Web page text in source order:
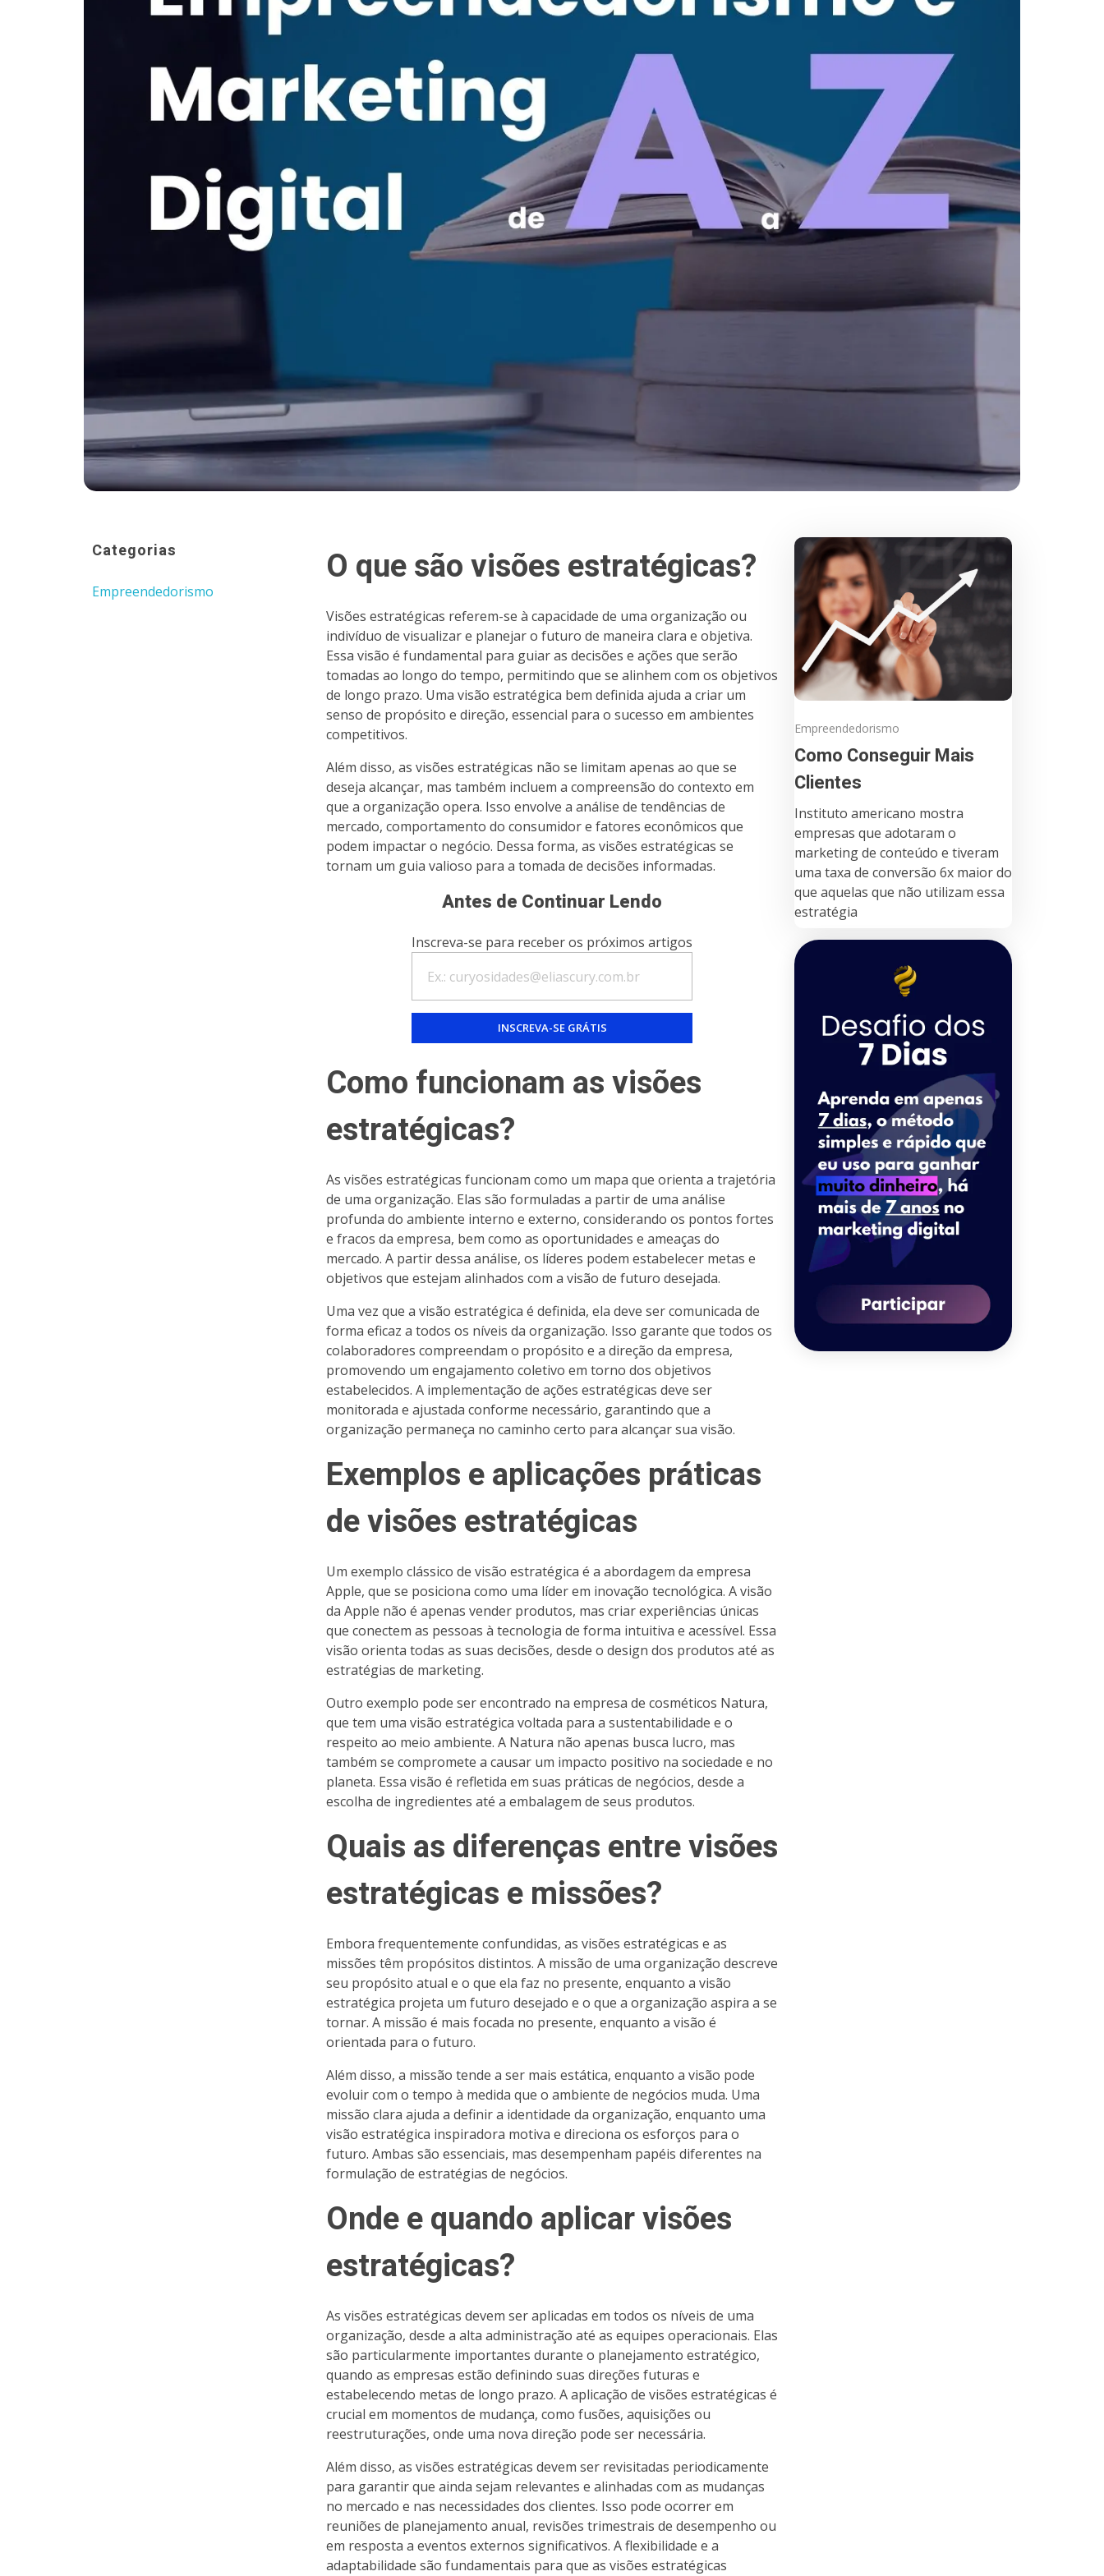
Categorias
Empreendedorismo
O que são visões estratégicas?
Visões estratégicas referem-se à capacidade de uma organização ou
indivíduo de visualizar e planejar o futuro de maneira clara e objetiva.
Essa visão é fundamental para guiar as decisões e ações que serão
tomadas ao longo do tempo, permitindo que se alinhem com os objetivos
de longo prazo. Uma visão estratégica bem definida ajuda a criar um
senso de propósito e direção, essencial para o sucesso em ambientes
competitivos.
Além disso, as visões estratégicas não se limitam apenas ao que se
deseja alcançar, mas também incluem a compreensão do contexto em
que a organização opera. Isso envolve a análise de tendências de
mercado, comportamento do consumidor e fatores econômicos que
podem impactar o negócio. Dessa forma, as visões estratégicas se
tornam um guia valioso para a tomada de decisões informadas.
Antes de Continuar Lendo
Inscreva-se para receber os próximos artigos
Como funcionam as visões
estratégicas?
As visões estratégicas funcionam como um mapa que orienta a trajetória
de uma organização. Elas são formuladas a partir de uma análise
profunda do ambiente interno e externo, considerando os pontos fortes
e fracos da empresa, bem como as oportunidades e ameaças do
mercado. A partir dessa análise, os líderes podem estabelecer metas e
objetivos que estejam alinhados com a visão de futuro desejada.
Uma vez que a visão estratégica é definida, ela deve ser comunicada de
forma eficaz a todos os níveis da organização. Isso garante que todos os
colaboradores compreendam o propósito e a direção da empresa,
promovendo um engajamento coletivo em torno dos objetivos
estabelecidos. A implementação de ações estratégicas deve ser
monitorada e ajustada conforme necessário, garantindo que a
organização permaneça no caminho certo para alcançar sua visão.
Exemplos e aplicações práticas
de visões estratégicas
Um exemplo clássico de visão estratégica é a abordagem da empresa
Apple, que se posiciona como uma líder em inovação tecnológica. A visão
da Apple não é apenas vender produtos, mas criar experiências únicas
que conectem as pessoas à tecnologia de forma intuitiva e acessível. Essa
visão orienta todas as suas decisões, desde o design dos produtos até as
estratégias de marketing.
Outro exemplo pode ser encontrado na empresa de cosméticos Natura,
que tem uma visão estratégica voltada para a sustentabilidade e o
respeito ao meio ambiente. A Natura não apenas busca lucro, mas
também se compromete a causar um impacto positivo na sociedade e no
planeta. Essa visão é refletida em suas práticas de negócios, desde a
escolha de ingredientes até a embalagem de seus produtos.
Quais as diferenças entre visões
estratégicas e missões?
Embora frequentemente confundidas, as visões estratégicas e as
missões têm propósitos distintos. A missão de uma organização descreve
seu propósito atual e o que ela faz no presente, enquanto a visão
estratégica projeta um futuro desejado e o que a organização aspira a se
tornar. A missão é mais focada no presente, enquanto a visão é
orientada para o futuro.
Além disso, a missão tende a ser mais estática, enquanto a visão pode
evoluir com o tempo à medida que o ambiente de negócios muda. Uma
missão clara ajuda a definir a identidade da organização, enquanto uma
visão estratégica inspiradora motiva e direciona os esforços para o
futuro. Ambas são essenciais, mas desempenham papéis diferentes na
formulação de estratégias de negócios.
Onde e quando aplicar visões
estratégicas?
As visões estratégicas devem ser aplicadas em todos os níveis de uma
organização, desde a alta administração até as equipes operacionais. Elas
são particularmente importantes durante o planejamento estratégico,
quando as empresas estão definindo suas direções futuras e
estabelecendo metas de longo prazo. A aplicação de visões estratégicas é
crucial em momentos de mudança, como fusões, aquisições ou
reestruturações, onde uma nova direção pode ser necessária.
Além disso, as visões estratégicas devem ser revisitadas periodicamente
para garantir que ainda sejam relevantes e alinhadas com as mudanças
no mercado e nas necessidades dos clientes. Isso pode ocorrer em
reuniões de planejamento anual, revisões trimestrais de desempenho ou
em resposta a eventos externos significativos. A flexibilidade e a
adaptabilidade são fundamentais para que as visões estratégicas
Empreendedorismo
Como Conseguir Mais
Clientes
Instituto americano mostra
empresas que adotaram o
marketing de conteúdo e tiveram
uma taxa de conversão 6x maior do
que aquelas que não utilizam essa
estratégia